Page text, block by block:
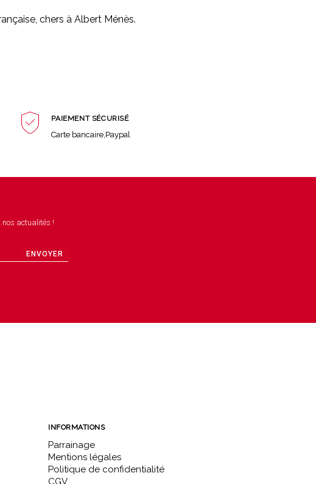
chers à Albert Ménès.
PAIEMENT SÉCURISÉ
Carte bancaire,Paypal
nos actualités !
ENVOYER
INFORMATIONS
Parrainage
Mentions légales
Politique de confidentialité
CGV